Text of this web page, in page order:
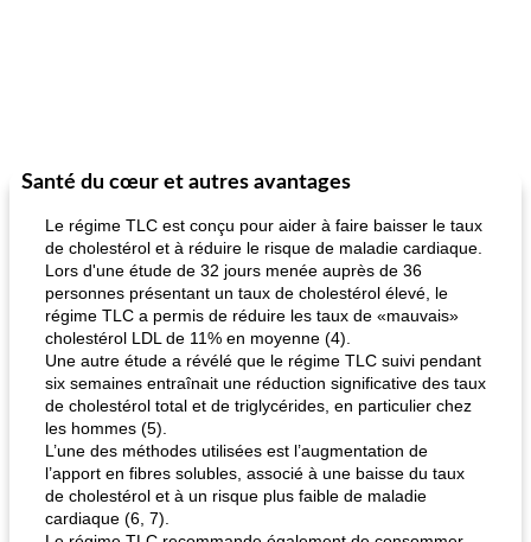
Santé du cœur et autres avantages
Le régime TLC est conçu pour aider à faire baisser le taux
de cholestérol et à réduire le risque de maladie cardiaque.
Lors d'une étude de 32 jours menée auprès de 36
personnes présentant un taux de cholestérol élevé, le
régime TLC a permis de réduire les taux de «mauvais»
cholestérol LDL de 11% en moyenne (4).
Une autre étude a révélé que le régime TLC suivi pendant
six semaines entraînait une réduction significative des taux
de cholestérol total et de triglycérides, en particulier chez
les hommes (5).
L’une des méthodes utilisées est l’augmentation de
l’apport en fibres solubles, associé à une baisse du taux
de cholestérol et à un risque plus faible de maladie
cardiaque (6, 7).